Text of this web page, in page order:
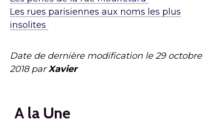
Les rues parisiennes aux noms les plus
insolites
Date de dernière modification le29 octobre
2018parXavier
A la Une